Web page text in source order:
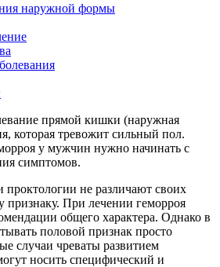
наружной формы
прямой кишки (наружная
которая тревожит сильный пол.
у мужчин нужно начинать с
симптомов.
проктологии не различают своих
признаку. При лечении геморроя
общего характера. Однако в
половой признак просто
случаи чреваты развитием
носить специфический и